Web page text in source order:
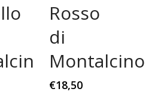
Rosso
di
Montalcino
€18,50